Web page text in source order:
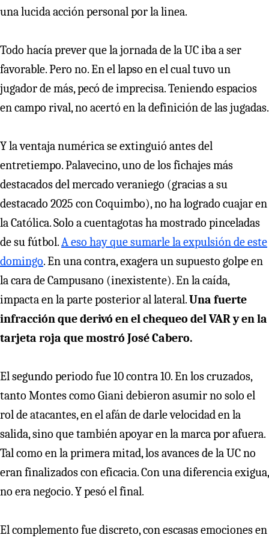
una lucida acción personal por la linea.
Todo hacía prever que la jornada de la UC iba a ser
favorable. Pero no. En el lapso en el cual tuvo un
jugador de más, pecó de imprecisa. Teniendo espacios
en campo rival, no acertó en la definición de las jugadas.
Y la ventaja numérica se extinguió antes del
entretiempo. Palavecino, uno de los fichajes más
destacados del mercado veraniego (gracias a su
destacado 2025 con Coquimbo), no ha logrado cuajar en
la Católica. Solo a cuentagotas ha mostrado pinceladas
de su fútbol.A eso hay que sumarle la expulsión de este
domingo. En una contra, exagera un supuesto golpe en
la cara de Campusano (inexistente). En la caída,
impacta en la parte posterior al lateral.Una fuerte
infracción que derivó en el chequeo del VAR y en la
tarjeta roja que mostró José Cabero.
El segundo periodo fue 10 contra 10. En los cruzados,
tanto Montes como Giani debieron asumir no solo el
rol de atacantes, en el afán de darle velocidad en la
salida, sino que también apoyar en la marca por afuera.
Tal como en la primera mitad, los avances de la UC no
eran finalizados con eficacia. Con una diferencia exigua,
no era negocio. Y pesó el final.
El complemento fue discreto, con escasas emociones en